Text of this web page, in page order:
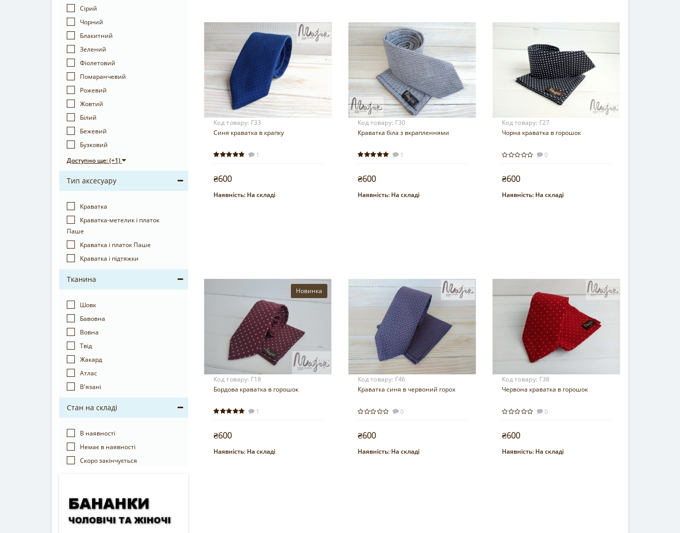
Сірий
Чорний
Блакитний
Зелений
Фіолетовий
Помаранчевий
Рожевий
Жовтий
Білий
Бежевий
Бузковий
Доступно ще: (+1)
Тип аксесуару
Краватка
Краватка-метелик і платок
Паше
Краватка і платок Паше
Краватка і підтяжки
Тканина
Шовк
Бавовна
Вовна
Твід
Жакард
Атлас
В'язані
Стан на складі
В наявності
Немає в наявності
Cкоро закінчується
Код товару: Г33
Синя краватка в крапку
1
₴600
Купити
Наявність: На складі
Код товару: Г30
Краватка біла з вкрапленнями
1
₴600
Купити
Наявність: На складі
Код товару: Г27
Чорна краватка в горошок
0
₴600
Купити
Наявність: На складі
Новинка
Код товару: Г18
Бордова краватка в горошок
1
₴600
Купити
Наявність: На складі
Код товару: Г46
Краватка синя в червоний горох
0
₴600
Купити
Наявність: На складі
Код товару: Г38
Червона краватка в горошок
0
₴600
Купити
Наявність: На складі